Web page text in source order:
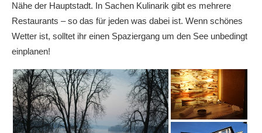
Nähe der Hauptstadt. In Sachen Kulinarik gibt es mehrere
Restaurants – so das für jeden was dabei ist. Wenn schönes
Wetter ist, solltet ihr einen Spaziergang um den See unbedingt
einplanen!